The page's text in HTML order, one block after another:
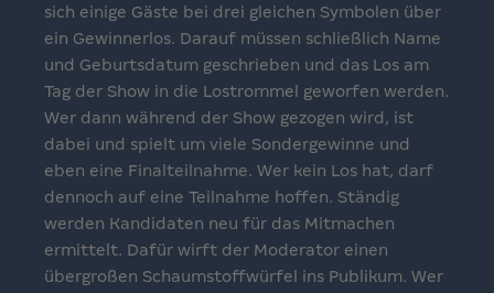
sich einige Gäste bei drei gleichen Symbolen über
ein Gewinnerlos. Darauf müssen schließlich Name
und Geburtsdatum geschrieben und das Los am
Tag der Show in die Lostrommel geworfen werden.
Wer dann während der Show gezogen wird, ist
dabei und spielt um viele Sondergewinne und
eben eine Finalteilnahme. Wer kein Los hat, darf
dennoch auf eine Teilnahme hoffen. Ständig
werden Kandidaten neu für das Mitmachen
ermittelt. Dafür wirft der Moderator einen
übergroßen Schaumstoffwürfel ins Publikum. Wer